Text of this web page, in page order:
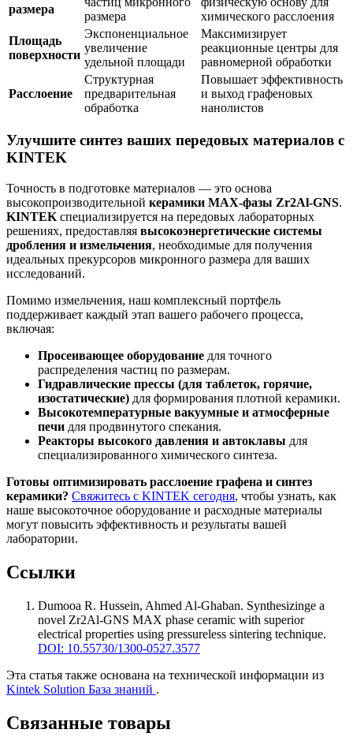
размера
размера
химического расслоения
Площадь
поверхности
Экспоненциальное
увеличение
удельной площади
Максимизирует
реакционные центры для
равномерной обработки
Расслоение
Структурная
предварительная
обработка
Повышает эффективность
и выход графеновых
нанолистов
Улучшите синтез ваших передовых материалов с
KINTEK
Точность в подготовке материалов — это основа
высокопроизводительной керамики MAX-фазы Zr2Al-GNS.
KINTEK специализируется на передовых лабораторных
решениях, предоставляя высокоэнергетические системы
дробления и измельчения, необходимые для получения
идеальных прекурсоров микронного размера для ваших
исследований.
Помимо измельчения, наш комплексный портфель
поддерживает каждый этап вашего рабочего процесса,
включая:
Просеивающее оборудование для точного
распределения частиц по размерам.
Гидравлические прессы (для таблеток, горячие,
изостатические) для формирования плотной керамики.
Высокотемпературные вакуумные и атмосферные
печи для продвинутого спекания.
Реакторы высокого давления и автоклавы для
специализированного химического синтеза.
Готовы оптимизировать расслоение графена и синтез
керамики? Свяжитесь с KINTEK сегодня, чтобы узнать, как
наше высокоточное оборудование и расходные материалы
могут повысить эффективность и результаты вашей
лаборатории.
Ссылки
Dumooa R. Hussein, Ahmed Al-Ghaban. Synthesizinge a
novel Zr2Al-GNS MAX phase ceramic with superior
electrical properties using pressureless sintering technique.
DOI: 10.55730/1300-0527.3577
Эта статья также основана на технической информации из
Kintek Solution База знаний .
Связанные товары